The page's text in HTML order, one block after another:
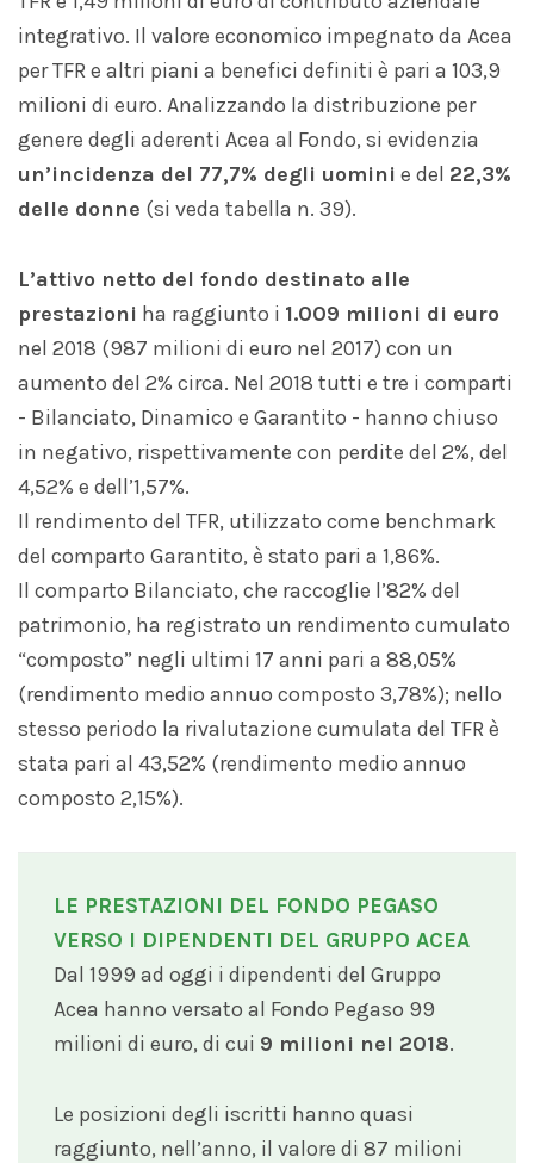
integrativo. Il valore economico impegnato da Acea
per TFR e altri piani a benefici definiti è pari a 103,9
milioni di euro. Analizzando la distribuzione per
genere degli aderenti Acea al Fondo, si evidenzia
un’incidenza del 77,7% degli uomini e del 22,3%
delle donne (si veda tabella n. 39).
L’attivo netto del fondo destinato alle
prestazioni ha raggiunto i 1.009 milioni di euro
nel 2018 (987 milioni di euro nel 2017) con un
aumento del 2% circa. Nel 2018 tutti e tre i comparti
- Bilanciato, Dinamico e Garantito - hanno chiuso
in negativo, rispettivamente con perdite del 2%, del
4,52% e dell’1,57%.
Il rendimento del TFR, utilizzato come benchmark
del comparto Garantito, è stato pari a 1,86%.
Il comparto Bilanciato, che raccoglie l’82% del
patrimonio, ha registrato un rendimento cumulato
“composto” negli ultimi 17 anni pari a 88,05%
(rendimento medio annuo composto 3,78%); nello
stesso periodo la rivalutazione cumulata del TFR è
stata pari al 43,52% (rendimento medio annuo
composto 2,15%).
LE PRESTAZIONI DEL FONDO PEGASO
VERSO I DIPENDENTI DEL GRUPPO ACEA
Dal 1999 ad oggi i dipendenti del Gruppo
Acea hanno versato al Fondo Pegaso 99
milioni di euro, di cui 9 milioni nel 2018.
Le posizioni degli iscritti hanno quasi
raggiunto, nell’anno, il valore di 87 milioni